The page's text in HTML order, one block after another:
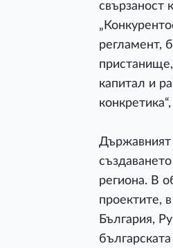
свързаност
регламент,
капитал и
Държавният
региона. В
проектите,
България,